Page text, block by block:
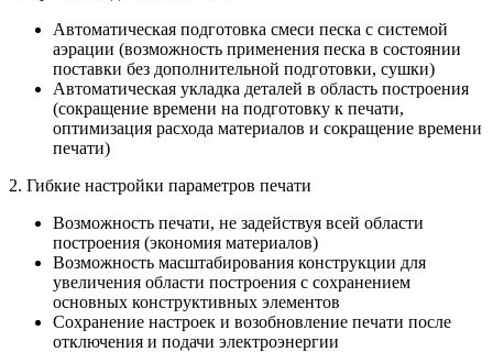
Автоматическая подготовка смеси песка с системой
аэрации (возможность применения песка в состоянии
поставки без дополнительной подготовки, сушки)
Автоматическая укладка деталей в область построения
(сокращение времени на подготовку к печати,
оптимизация расхода материалов и сокращение времени
печати)
2. Гибкие настройки параметров печати
Возможность печати, не задействуя всей области
построения (экономия материалов)
Возможность масштабирования конструкции для
увеличения области построения с сохранением
основных конструктивных элементов
Сохранение настроек и возобновление печати после
отключения и подачи электроэнергии